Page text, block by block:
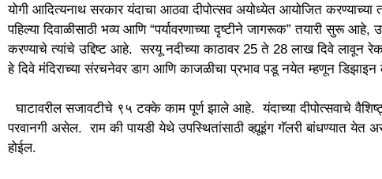
योगी आदित्यनाथ सरकार यंदाचा आठवा दीपोत्सव अयोध्येत आयोजित करण्याच्या
पहिल्या दिवाळीसाठी भव्य आणि “पर्यावरणाच्या दृष्टीने जागरूक” तयारी सुरू
करण्याचे त्यांचे उद्दिष्ट आहे. सरयू नदीच्या काठावर 25 ते 28 लाख दिवे लावून
हे दिवे मंदिराच्या संरचनेवर डाग आणि काजळीचा प्रभाव पडू नयेत म्हणून
घाटावरील सजावटीचे ९५ टक्के काम पूर्ण झाले आहे. यंदाच्या दीपोत्सवाचे
परवानगी असेल. राम की पायडी येथे उपस्थितांसाठी व्ह्यूइंग गॅलरी बांधण्यात येत
होईल.